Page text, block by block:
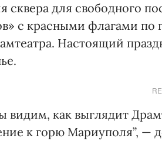
сквера для свободного
с красными флагами по
Настоящий
видим, как выглядит
к горю Мариуполя”, —